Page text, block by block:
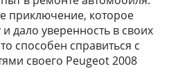
приключение, которое
дало уверенность в своих
способен справиться с
своего Peugeot 2008